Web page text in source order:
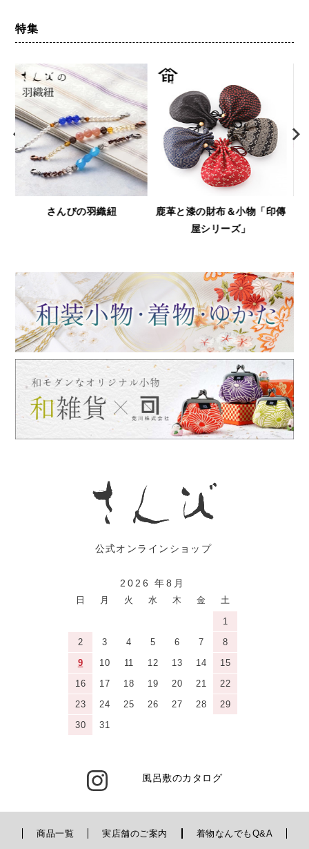
特集
鹿革と漆の財布＆小物「印傳
浅草文庫
2026 年8月
日 月 火 水 木 金 土
1
2
3 4 5 6 7
8
9
10 11 12 13 14
15
16
17 18 19 20 21
22
23
24 25 26 27 28
29
30
31
風呂敷のカタログ
商品一覧 実店舗のご案内 着物なんでもQ&A